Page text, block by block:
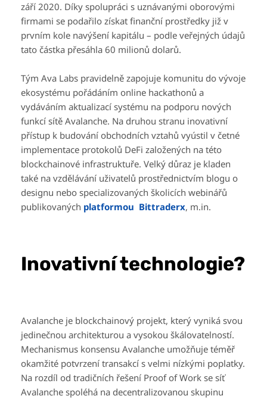
září 2020. Díky spolupráci s uznávanými oborovými
firmami se podařilo získat finanční prostředky již v
prvním kole navýšení kapitálu – podle veřejných údajů
tato částka přesáhla 60 milionů dolarů.
Tým Ava Labs pravidelně zapojuje komunitu do vývoje
ekosystému pořádáním online hackathonů a
vydáváním aktualizací systému na podporu nových
funkcí sítě Avalanche. Na druhou stranu inovativní
přístup k budování obchodních vztahů vyústil v četné
implementace protokolů DeFi založených na této
blockchainové infrastruktuře. Velký důraz je kladen
také na vzdělávání uživatelů prostřednictvím blogu o
designu nebo specializovaných školicích webinářů
publikovaných platformou Bittraderx, m.in.
Inovativní technologie?
Avalanche je blockchainový projekt, který vyniká svou
jedinečnou architekturou a vysokou škálovatelností.
Mechanismus konsensu Avalanche umožňuje téměř
okamžité potvrzení transakcí s velmi nízkými poplatky.
Na rozdíl od tradičních řešení Proof of Work se síť
Avalanche spoléhá na decentralizovanou skupinu